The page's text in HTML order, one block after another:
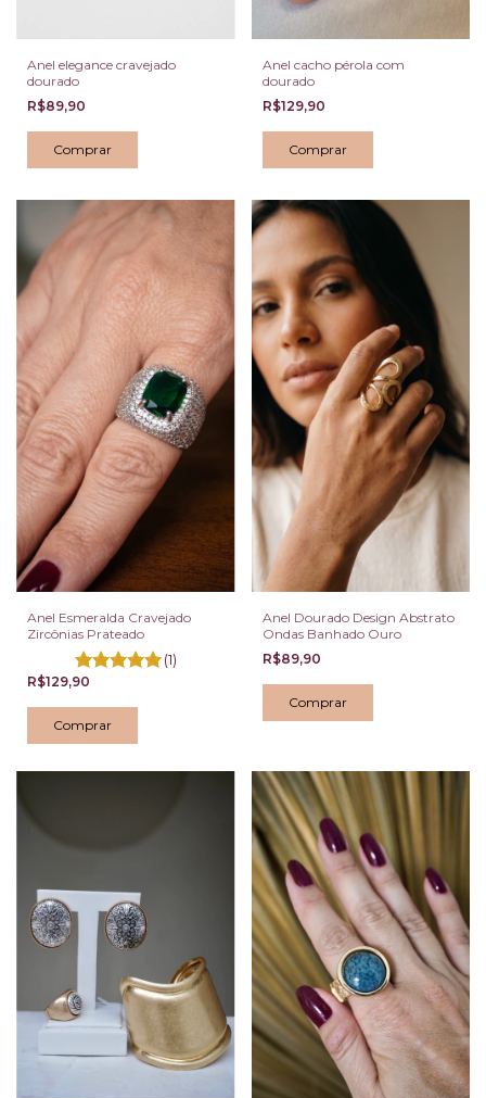
Anel elegance cravejado
dourado
R$89,90
Comprar
Anel cacho pérola com
dourado
R$129,90
Anel Esmeralda Cravejado
Zircônias Prateado
(1)
R$129,90
Comprar
Anel Dourado Design Abstrato
Ondas Banhado Ouro
R$89,90
Comprar